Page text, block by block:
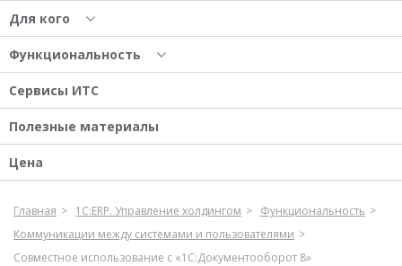
Для кого
Функциональность
Сервисы ИТС
Полезные материалы
Цена
Главная 1С:ERP. Управление холдингом
Функциональность
Коммуникации между системами и пользователями
Совместное использование с «1С:Документооборот 8»